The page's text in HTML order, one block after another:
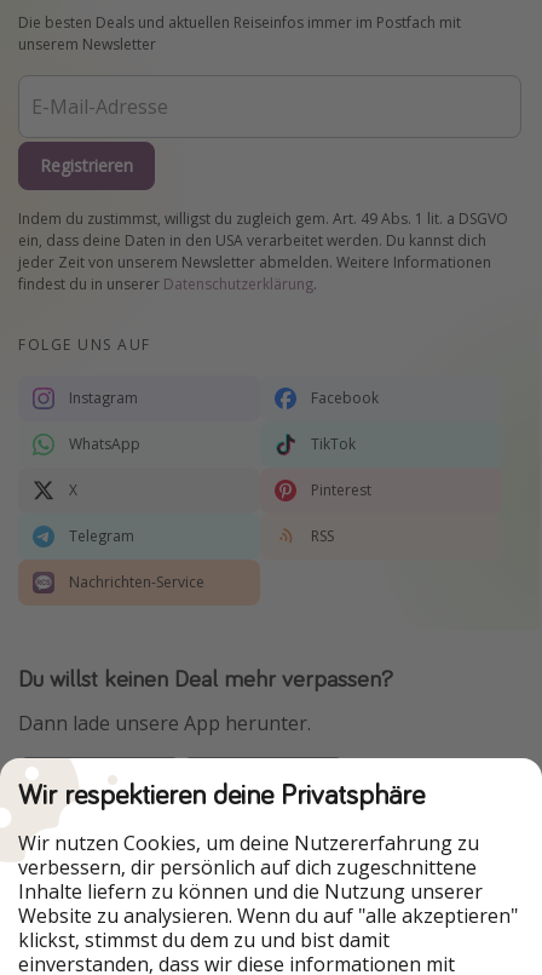
Die besten Deals und aktuellen Reiseinfos immer im Postfach mit
unserem Newsletter
Registrieren
Indem du zustimmst, willigst du zugleich gem. Art. 49 Abs. 1 lit. a DSGVO
ein, dass deine Daten in den USA verarbeitet werden. Du kannst dich
jeder Zeit von unserem Newsletter abmelden. Weitere Informationen
findest du in unserer Datenschutzerklärung.
FOLGE UNS AUF
Instagram Facebook
WhatsApp TikTok
X Pinterest
Telegram RSS
Nachrichten-Service
Du willst keinen Deal mehr verpassen?
Dann lade unsere App herunter.
Urlaubspiraten ist Teil der HolidayPirates Group
Unsere Märkte
PiratinViaggio
HolidayPirates
VakantiePiraten
WakacyjniPiraci
VoyagesPirates
Ferienpiraten
Wir respektieren deine Privatsphäre
Wir nutzen Cookies, um deine Nutzererfahrung zu
verbessern, dir persönlich auf dich zugeschnittene
Inhalte liefern zu können und die Nutzung unserer
Website zu analysieren. Wenn du auf "alle akzeptieren"
klickst, stimmst du dem zu und bist damit
einverstanden, dass wir diese informationen mit